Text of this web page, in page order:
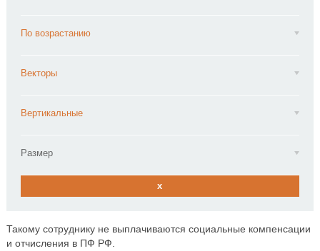
По возрастанию
Векторы
Вертикальные
Размер
x
Такому сотруднику не выплачиваются социальные компенсации
и отчисления в ПФ РФ.